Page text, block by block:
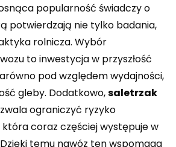
popularność świadczy o
potwierdzają nie tylko badania,
rolnicza. Wybór
to inwestycja w przyszłość
pod względem wydajności,
gleby. Dodatkowo,saletrzak
ograniczyć ryzyko
coraz częściej występuje w
temu nawóz ten wspomaga